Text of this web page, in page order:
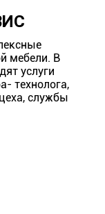
мебели. В
услуги
технолога,
службы